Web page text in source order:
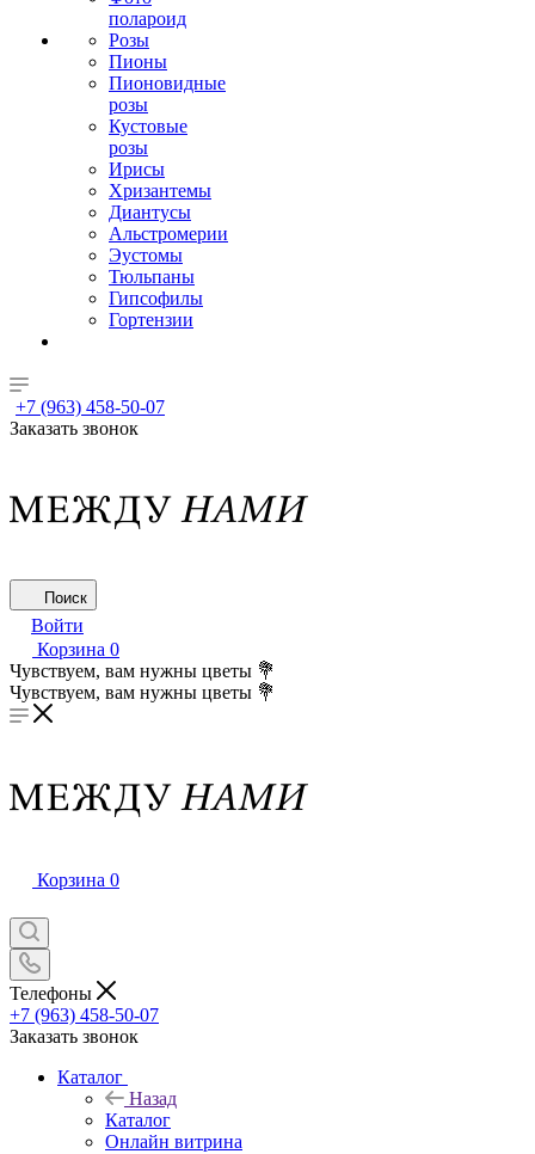
полароид
Розы
Пионы
Пионовидные
розы
Кустовые
розы
Ирисы
Хризантемы
Диантусы
Альстромерии
Эустомы
Тюльпаны
Гипсофилы
Гортензии
+7 (963) 458-50-07
Заказать звонок
Поиск
Войти
Корзина 0
Чувствуем, вам нужны цветы 💐
Чувствуем, вам нужны цветы 💐
Корзина 0
Телефоны
+7 (963) 458-50-07
Заказать звонок
Каталог
Назад
Каталог
Онлайн витрина